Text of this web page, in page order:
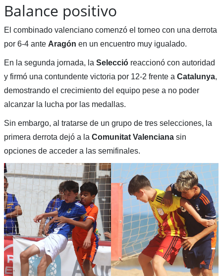
Balance positivo
El combinado valenciano comenzó el torneo con una derrota
por 6-4 ante Aragón en un encuentro muy igualado.
En la segunda jornada, la Seleccióreaccionó con autoridad
y firmó una contundente victoria por 12-2 frente a Catalunya,
demostrando el crecimiento del equipo pese a no poder
alcanzar la lucha por las medallas.
Sin embargo, al tratarse de un grupo de tres selecciones, la
primera derrota dejó a la Comunitat Valencianasin
opciones de acceder a las semifinales.